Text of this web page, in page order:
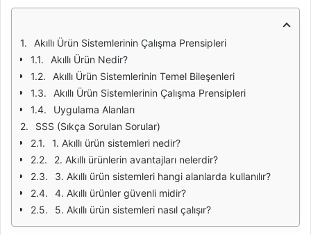
Akıllı Ürün Sistemlerinin Çalışma Prensipleri
Akıllı Ürün Nedir?
Akıllı Ürün Sistemlerinin Temel Bileşenleri
Akıllı Ürün Sistemlerinin Çalışma Prensipleri
Uygulama Alanları
SSS (Sıkça Sorulan Sorular)
1. Akıllı ürün sistemleri nedir?
2. Akıllı ürünlerin avantajları nelerdir?
3. Akıllı ürün sistemleri hangi alanlarda kullanılır?
4. Akıllı ürünler güvenli midir?
5. Akıllı ürün sistemleri nasıl çalışır?